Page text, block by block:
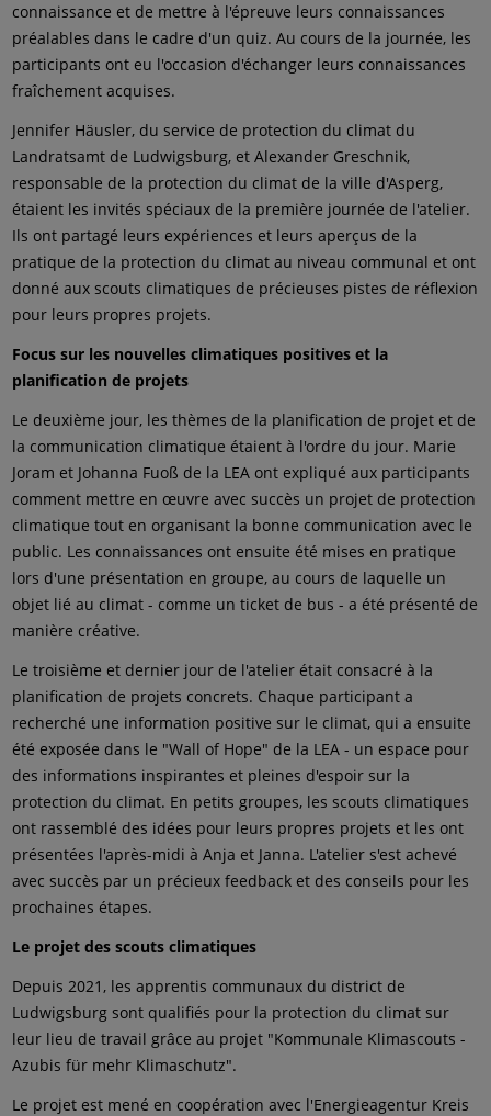
connaissance et de mettre à l'épreuve leurs connaissances
préalables dans le cadre d'un quiz. Au cours de la journée, les
participants ont eu l'occasion d'échanger leurs connaissances
fraîchement acquises.
Jennifer Häusler, du service de protection du climat du
Landratsamt de Ludwigsburg, et Alexander Greschnik,
responsable de la protection du climat de la ville d'Asperg,
étaient les invités spéciaux de la première journée de l'atelier.
Ils ont partagé leurs expériences et leurs aperçus de la
pratique de la protection du climat au niveau communal et ont
donné aux scouts climatiques de précieuses pistes de réflexion
pour leurs propres projets.
Focus sur les nouvelles climatiques positives et la
planification de projets
Le deuxième jour, les thèmes de la planification de projet et de
la communication climatique étaient à l'ordre du jour. Marie
Joram et Johanna Fuoß de la LEA ont expliqué aux participants
comment mettre en œuvre avec succès un projet de protection
climatique tout en organisant la bonne communication avec le
public. Les connaissances ont ensuite été mises en pratique
lors d'une présentation en groupe, au cours de laquelle un
objet lié au climat - comme un ticket de bus - a été présenté de
manière créative.
Le troisième et dernier jour de l'atelier était consacré à la
planification de projets concrets. Chaque participant a
recherché une information positive sur le climat, qui a ensuite
été exposée dans le "Wall of Hope" de la LEA - un espace pour
des informations inspirantes et pleines d'espoir sur la
protection du climat. En petits groupes, les scouts climatiques
ont rassemblé des idées pour leurs propres projets et les ont
présentées l'après-midi à Anja et Janna. L'atelier s'est achevé
avec succès par un précieux feedback et des conseils pour les
prochaines étapes.
Le projet des scouts climatiques
Depuis 2021, les apprentis communaux du district de
Ludwigsburg sont qualifiés pour la protection du climat sur
leur lieu de travail grâce au projet "Kommunale Klimascouts -
Azubis für mehr Klimaschutz".
Le projet est mené en coopération avec l'Energieagentur Kreis